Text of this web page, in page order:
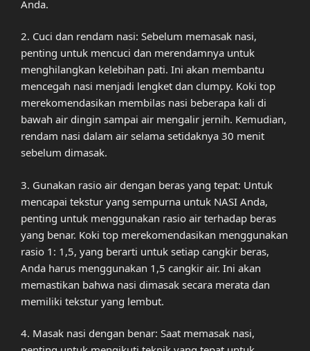
Anda.
2. Cuci dan rendam nasi: Sebelum memasak nasi,
penting untuk mencuci dan merendamnya untuk
menghilangkan kelebihan pati. Ini akan membantu
mencegah nasi menjadi lengket dan clumpy. Koki top
merekomendasikan membilas nasi beberapa kali di
bawah air dingin sampai air mengalir jernih. Kemudian,
rendam nasi dalam air selama setidaknya 30 menit
sebelum dimasak.
3. Gunakan rasio air dengan beras yang tepat: Untuk
mencapai tekstur yang sempurna untuk NASI Anda,
penting untuk menggunakan rasio air terhadap beras
yang benar. Koki top merekomendasikan menggunakan
rasio 1: 1,5, yang berarti untuk setiap cangkir beras,
Anda harus menggunakan 1,5 cangkir air. Ini akan
memastikan bahwa nasi dimasak secara merata dan
memiliki tekstur yang lembut.
4. Masak nasi dengan benar: Saat memasak nasi,